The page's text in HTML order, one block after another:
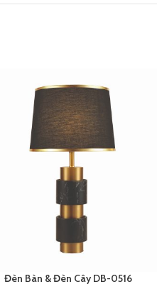
Đèn Bàn & Đèn Cây DB-0516